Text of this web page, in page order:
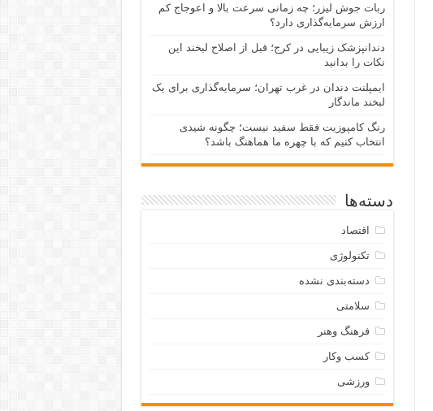
ربات جوش لیزر؛ چه زمانی سرعت بالا و اعوجاج کم
ارزش سرمایه‌گذاری دارد؟
دندانپزشک زیبایی در کرج؛ قبل از اصلاح لبخند این
نکات را بدانید
ایمپلنت دندان در غرب تهران؛ سرمایه‌گذاری برای یک
لبخند ماندگار
رنگ کامپوزیت فقط سفید نیست؛ چگونه شیدی
انتخاب کنیم که با چهره ما هماهنگ باشد؟
دسته‌ها
اقتصاد
تکنولوژی
دسته‌بندی نشده
سلامتی
فرهنگ وهنر
کسب وکار
ورزشی